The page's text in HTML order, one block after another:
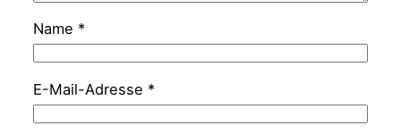
Name *
E-Mail-Adresse *